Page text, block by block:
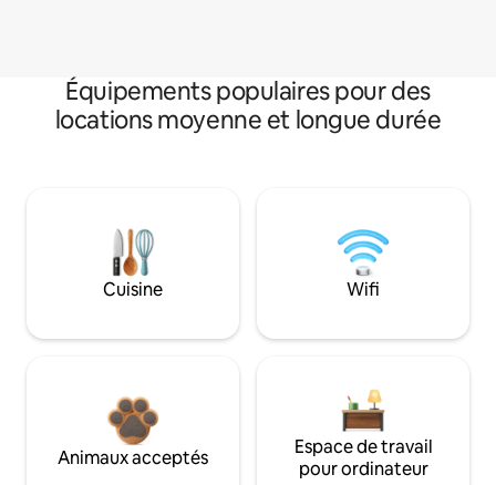
Équipements populaires pour des
locations moyenne et longue durée
Cuisine Wifi
Animaux acceptés
Espace de travail
pour ordinateur